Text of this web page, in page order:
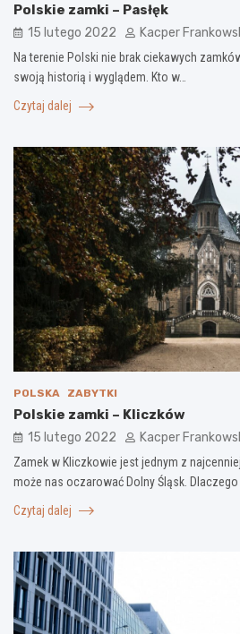
Polskie zamki – Pasłęk
15 lutego 2022 Kacper
Na terenie Polski nie brak ciekawych
swoją historią i wyglądem. Kto w…
Czytaj dalej
POLSKA ZABYTKI
Polskie zamki – Kliczków
15 lutego 2022 Kacper
Zamek w Kliczkowie jest jednym z
może nas oczarować Dolny Śląsk. Dlaczego
Czytaj dalej